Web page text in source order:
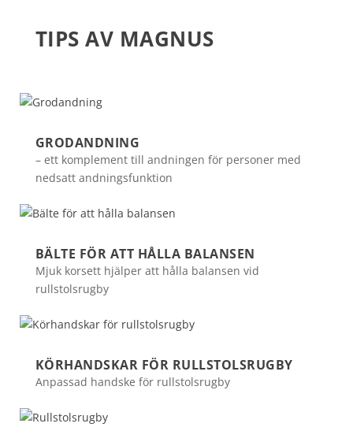
TIPS AV MAGNUS
GRODANDNING
– ett komplement till andningen för personer med
nedsatt andningsfunktion
BÄLTE FÖR ATT HÅLLA BALANSEN
Mjuk korsett hjälper att hålla balansen vid
rullstolsrugby
KÖRHANDSKAR FÖR RULLSTOLSRUGBY
Anpassad handske för rullstolsrugby